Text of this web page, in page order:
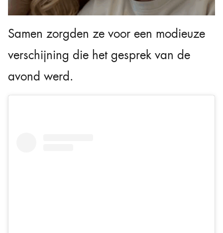
Samen zorgden ze voor een modieuze
verschijning die het gesprek van de
avond werd.